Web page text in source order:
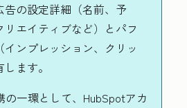
告の設定詳細（名前、予
エイティブなど）とパフ
インプレッション、クリッ
ます。
の一環として、HubSpotアカ